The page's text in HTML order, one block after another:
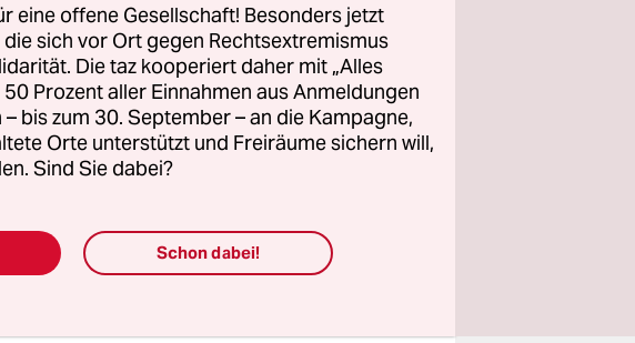
Account für
Der junge Afrikaner
Hashtags (wie
mühsamen Weg
ein Fake, eine
Handballstar Hagi
eine offene Gesellschaft! Besonders jetzt
sich vor Ort gegen Rechtsextremismus
Die taz kooperiert daher mit „Alles
Prozent aller Einnahmen aus Anmeldungen
– bis zum 30. September – an die Kampagne,
Orte unterstützt und Freiräume sichern will,
Sind Sie dabei?
Schon dabei!